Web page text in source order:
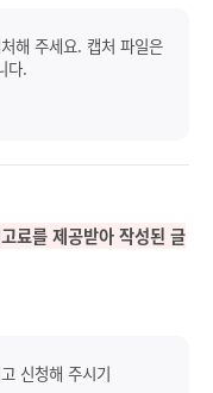
해 주세요. 캡처 파일은
다.
료를 제공받아 작성된 글
신청해 주시기